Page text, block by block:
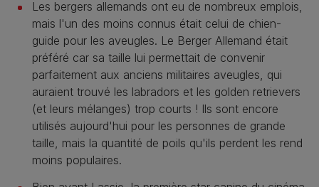
Les bergers allemands ont eu de nombreux emplois,
mais l'un des moins connus était celui de chien-
guide pour les aveugles. Le Berger Allemand était
préféré car sa taille lui permettait de convenir
parfaitement aux anciens militaires aveugles, qui
auraient trouvé les labradors et les golden retrievers
(et leurs mélanges) trop courts ! Ils sont encore
utilisés aujourd'hui pour les personnes de grande
taille, mais la quantité de poils qu'ils perdent les rend
moins populaires.